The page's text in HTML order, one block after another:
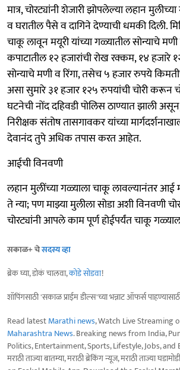
मात्र, चोरट्यांनी शेजारी झोपलेल्या लहान
व घरातील पैसे व दागिने देण्याची धमकी दिली.
चाकू लावून मयूरी यांच्या गळ्यातील सोन्याचे
कपाटातील १२ हजारांची रोख रक्कम, १४
सोन्याचे मणी व रिंगा, तसेच ५ हजार रुपये
असा सुमारे ३१ हजार १२५ रुपयांची चोरी करून
घटनेची नोंद दहिवडी पोलिस ठाण्यात झाली
निरीक्षक संतोष तासगावकर यांच्या
देवानंद तुपे अधिक तपास करत आहेत.
आईची विनवणी
लहान मुलींच्या गळ्याला चाकू लावल्यानंतर आई
ते न्या; पण माझ्या मुलीला सोडा अशी विनवणी
चोरट्यांनी आपले काम पूर्ण होईपर्यंत चाकू
सकाळ+ चेसदस्य व्हा
ब्रेक घ्या, डोकं चालवा,कोडे सोडवा!
शॉपिंगसाठी 'सकाळ प्राईम डील्स'च्या भन्नाट ऑफर्स
Read latestMarathi news, Watch Live Streaming
Maharashtra News. Breaking news from India,
Politics, Entertainment, Sports, Lifestyle, Jobs,
मराठी ताज्या बातम्या, मराठी ब्रेकिंग न्यूज, मराठी ताज्या